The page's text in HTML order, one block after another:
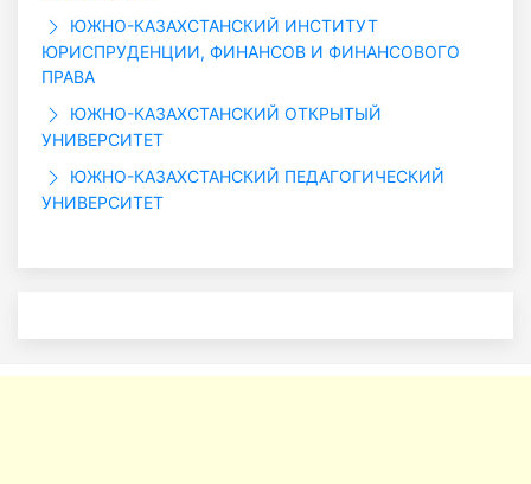
ЮЖНО-КАЗАХСТАНСКИЙ ИНСТИТУТ
ЮРИСПРУДЕНЦИИ, ФИНАНСОВ И ФИНАНСОВОГО
ПРАВА
ЮЖНО-КАЗАХСТАНСКИЙ ОТКРЫТЫЙ
УНИВЕРСИТЕТ
ЮЖНО-КАЗАХСТАНСКИЙ ПЕДАГОГИЧЕСКИЙ
УНИВЕРСИТЕТ